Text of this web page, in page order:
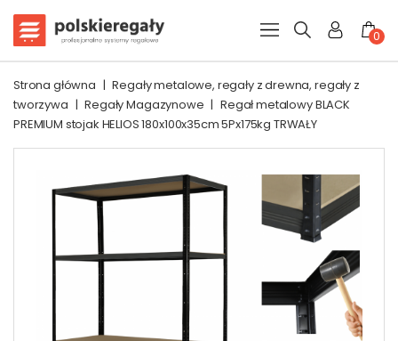
0
Strona główna | Regały metalowe, regały z drewna, regały z
tworzywa | Regały Magazynowe | Regał metalowy BLACK
PREMIUM stojak HELIOS 180x100x35cm 5Px175kg TRWAŁY